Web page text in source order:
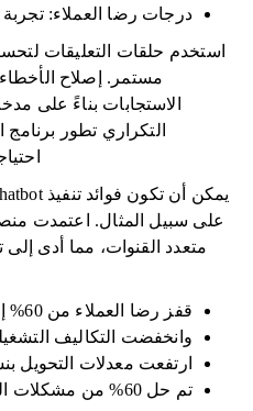
درجات رضا العملاء:
استخدم حلقات التعليقات
مستمر. إصلاح
الاستجابات بناءً على
التكراري تطور
متعدد القنوات، مما أدى
قفز رضا العملاء من 60% إلى 90%.
وانخفضت التكاليف التشغيلية
ارتفعت معدلات التحويل بنسبة
تم حل 60% من مشكلات العملاء بشكل مستقل.